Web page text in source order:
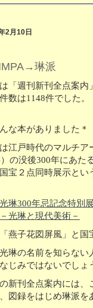
2月10日
琳派
「週刊新刊全点案内
数は1148件でした。
な本がありました＊
江戸時代のマルチア
）の没後300年にあた
宝２点同時展示とい
琳300年忌記念特
光琳と現代美術－
燕子花図屏風」と
琳の名前を知らな
じみではないでしょ
新刊全点案内には、
図録をはじめ琳派